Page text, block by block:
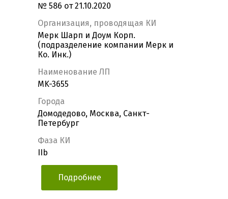
№ 586 от 21.10.2020
Организация, проводящая КИ
Мерк Шарп и Доум Корп.
(подразделение компании Мерк и
Ко. Инк.)
Наименование ЛП
MK-3655
Города
Домодедово, Москва, Санкт-
Петербург
Фаза КИ
IIb
Подробнее